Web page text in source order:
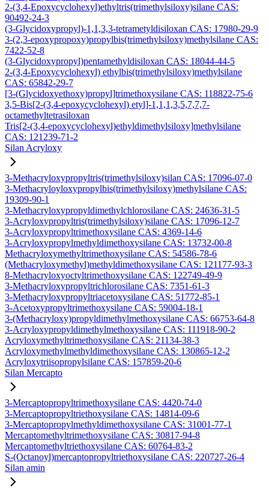
2-(3,4-Epoxycyclohexyl)ethyltris(trimethylsiloxy)silane CAS:
90492-24-3
(3-Glycidoxypropyl)-1,1,3,3-tetrametyldisiloxan CAS: 17980-29-9
3-(2,3-epoxypropoxy)propylbis(trimethylsiloxy)methylsilane CAS:
7422-52-8
(3-Glycidoxypropyl)pentamethyldisiloxan CAS: 18044-44-5
2-(3,4-Epoxycyclohexyl) ethylbis(trimethylsiloxy)methylsilane
CAS: 65842-29-7
[3-(Glycidoxyethoxy)propyl]trimethoxysilane CAS: 118822-75-6
3,5-Bis[2-(3,4-epoxycyclohexyl) etyl]-1,1,1,3,5,7,7,7-
octamethyltetrasiloxan
Tris[2-(3,4-epoxycyclohexyl)ethyldimethylsiloxy]methylsilane
CAS: 121239-71-2
Silan Acryloxy
3-Methacryloxypropyltris(trimethylsiloxy)silan CAS: 17096-07-0
3-Methacryloyloxypropylbis(trimethylsiloxy)methylsilane CAS:
19309-90-1
3-Methacryloxypropyldimethylchlorosilane CAS: 24636-31-5
3-Acryloxypropyltris(trimethylsiloxy)silane CAS: 17096-12-7
3-Acryloxypropyltrimethoxysilane CAS: 4369-14-6
3-Acryloxypropylmethyldimethoxysilane CAS: 13732-00-8
Methacryloxymethyltrimethoxysilane CAS: 54586-78-6
(Methacryloxymethyl)methyldimethoxysilane CAS: 121177-93-3
8-Methacryloxyoctyltrimethoxysilane CAS: 122749-49-9
3-Methacryloxypropyltrichlorosilane CAS: 7351-61-3
3-Methacryloxypropyltriacetoxysilane CAS: 51772-85-1
3-Acetoxypropyltrimethoxysilane CAS: 59004-18-1
3-(Methacryloxy)propyldimethylmethoxysilane CAS: 66753-64-8
3-Acryloxypropyldimethylmethoxysilane CAS: 111918-90-2
Acryloxymethyltrimethoxysilane CAS: 21134-38-3
Acryloxymethylmethyldimethoxysilane CAS: 130865-12-2
Acryloxytriisopropylsilane CAS: 157859-20-6
Silan Mercapto
3-Mercaptopropyltrimethoxysilane CAS: 4420-74-0
3-Mercaptopropyltriethoxysilane CAS: 14814-09-6
3-Mercaptopropylmethyldimethoxysilane CAS: 31001-77-1
Mercaptomethyltrimethoxysilane CAS: 30817-94-8
Mercaptomethyltriethoxysilane CAS: 60764-83-2
S-(Octanoyl)mercaptopropyltriethoxysilane CAS: 220727-26-4
Silan amin